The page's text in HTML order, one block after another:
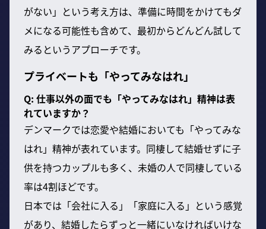
がない」という考え方は、準備に時間をかけてもダ
メになる可能性も含めて、最初からどんどん試して
みるというアプローチです。
プライベートも「やってみなはれ」
Q: 仕事以外の面でも「やってみなはれ」精神は表
れていますか？
デンマークでは恋愛や結婚においても「やってみな
はれ」精神が表れています。同棲して結婚せずに子
供を持つカップルも多く、未婚の人で同棲している
率は4割ほどです。
日本では「会社に入る」「家庭に入る」という感覚
があり、結婚したらずっと一緒にいなければいけな